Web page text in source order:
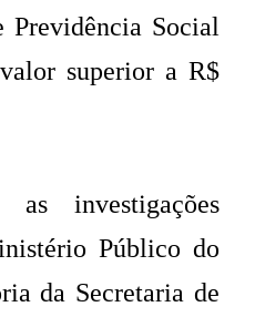
Previdência Social
superior a R$
investigações
Público do
da Secretaria de